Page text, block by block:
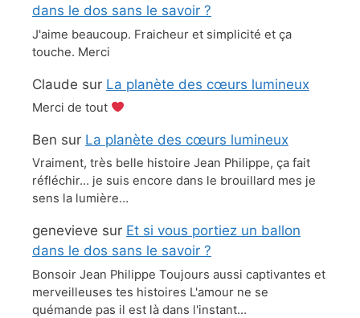
dans le dos sans le savoir ?
J'aime beaucoup. Fraicheur et simplicité et ça
touche. Merci
Claude sur La planète des cœurs lumineux
Merci de tout
Ben sur La planète des cœurs lumineux
Vraiment, très belle histoire Jean Philippe, ça fait
réfléchir… je suis encore dans le brouillard mes je
sens la lumière…
genevieve sur Et si vous portiez un ballon
dans le dos sans le savoir ?
Bonsoir Jean Philippe Toujours aussi captivantes et
merveilleuses tes histoires L'amour ne se
quémande pas il est là dans l'instant…